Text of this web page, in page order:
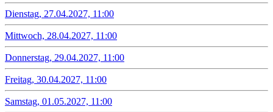
Dienstag, 27.04.2027, 11:00
Mittwoch, 28.04.2027, 11:00
Donnerstag, 29.04.2027, 11:00
Freitag, 30.04.2027, 11:00
Samstag, 01.05.2027, 11:00